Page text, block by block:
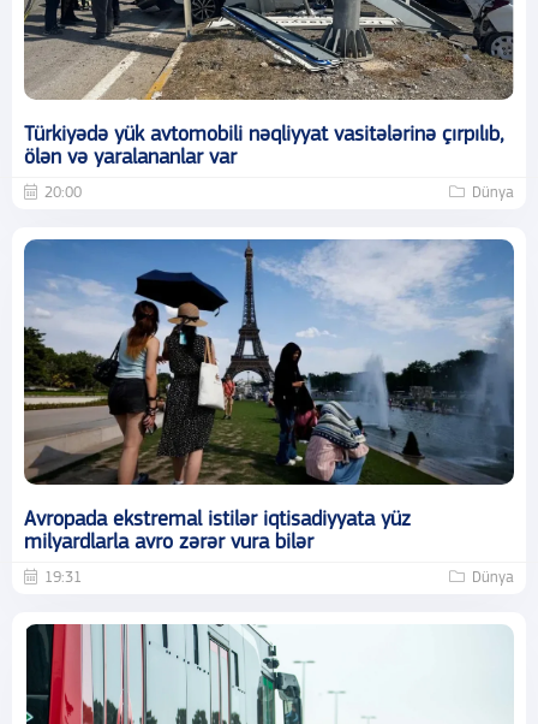
Türkiyədə yük avtomobili nəqliyyat vasitələrinə çırpılıb,
ölən və yaralananlar var
20:00 Dünya
Avropada ekstremal istilər iqtisadiyyata yüz
milyardlarla avro zərər vura bilər
19:31 Dünya